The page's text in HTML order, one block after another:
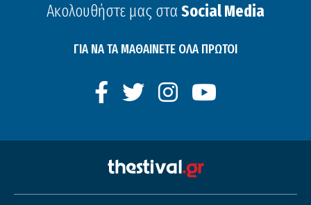
Ακολουθήστε μας στα Social Media
ΓΙΑ ΝΑ ΤΑ ΜΑΘΑΙΝΕΤΕ ΟΛΑ ΠΡΩΤΟΙ